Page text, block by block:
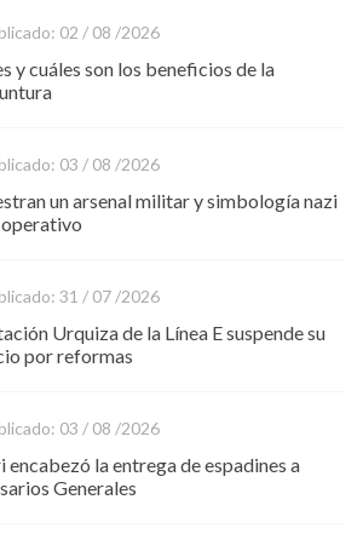
02 / 08 /2026
y cuáles son los beneficios de la
03 / 08 /2026
un arsenal militar y simbología nazi
operativo
31 / 07 /2026
Urquiza de la Línea E suspende su
por reformas
03 / 08 /2026
encabezó la entrega de espadines a
Generales